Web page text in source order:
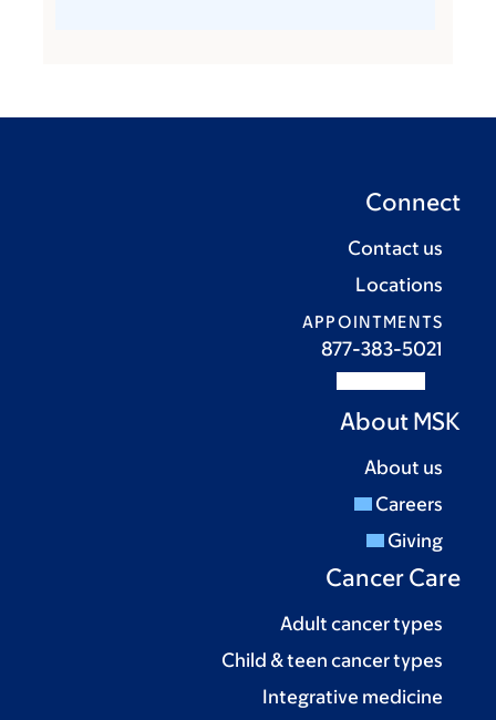
Connect
Contact us
Locations
APPOINTMENTS
877-383-5021
About MSK
About us
Careers
Giving
Cancer Care
Adult cancer types
Child & teen cancer types
Integrative medicine